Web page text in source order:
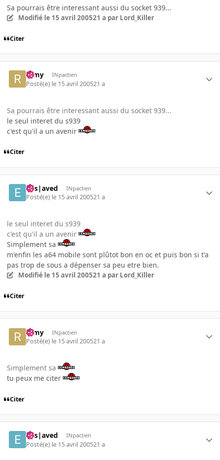
Sa pourrais être interessant aussi du socket 939...
Modifié le 15 avril 200521 a par Lord_Killer
Citer
ramy INpactien
Posté(e) le 15 avril 200521 a
Sa pourrais être interessant aussi du socket 939...
le seul interet du s939
c'est qu'il a un avenir
Citer
Ens|aved INpactien
Posté(e) le 15 avril 200521 a
le seul interet du s939
c'est qu'il a un avenir
Simplement sa
m'enfin les a64 mobile sont plûtot bon en oc et puis bon si t'a
pas trop de sous a dépenser sa peu etre bien.
Modifié le 15 avril 200521 a par Lord_Killer
Citer
ramy INpactien
Posté(e) le 15 avril 200521 a
Simplement sa
tu peux me citer
Citer
Ens|aved INpactien
Posté(e) le 15 avril 200521 a